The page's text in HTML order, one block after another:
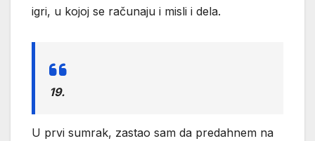
igri, u kojoj se računaju i misli i dela.
19.
U prvi sumrak, zastao sam da predahnem na